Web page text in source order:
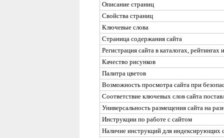
Описание страниц
Свойства страниц
Ключевые слова
Страница содержания сайта
Регистрация сайта в каталогах,
Качество рисунков
Палитра цветов
Возможность просмотра сайта при
Соответствие ключевых слов сайта
Универсальность размещения сайта на
Инструкции по работе с сайтом
Наличие инструкций для индексирующих